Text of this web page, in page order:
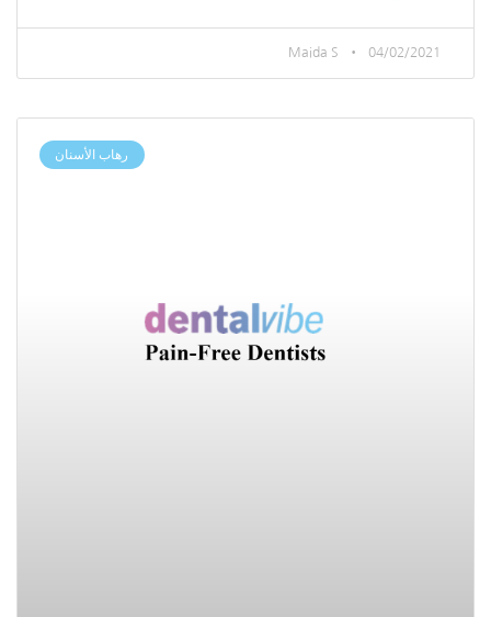
Maida S 04/02/2021
رهاب الأسنان